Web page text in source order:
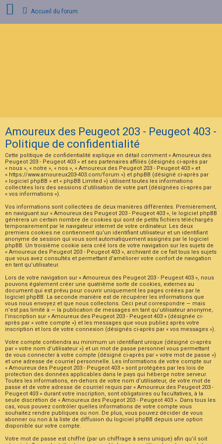
I
n
s
c
r
p
t
i
o
F
A
Q
Accueil du forum
Amoureux des Peugeot 203 - Peugeot 403 -
Politique de confidentialité
Cette politique de confidentialité explique en détail comment « Amoureux des
Peugeot 203 - Peugeot 403 » et ses partenaires affiliés (désignés ci-après par
« nous », « notre », « nos », « Amoureux des Peugeot 203 - Peugeot 403 » et
« https://www.amoureux203-403.com/forum ») et phpBB (désigné ci-après par
« logiciel phpBB » et « phpBB Limited ») utilisent toutes les informations
collectées lors des sessions d’utilisation de votre part (désignées ci-après par
« vos informations »).
Vos informations sont collectées de deux manières différentes. Premièrement,
en naviguant sur « Amoureux des Peugeot 203 - Peugeot 403 », le logiciel phpBB
génèrera un certain nombre de cookies qui sont de petits fichiers téléchargés
temporairement par le navigateur internet de votre ordinateur. Les deux
premiers cookies ne contiennent qu’un identifiant utilisateur et un identifiant
anonyme de session qui vous sont automatiquement assignés par le logiciel
phpBB. Un troisième cookie sera créé lors de votre navigation sur les sujets de
« Amoureux des Peugeot 203 - Peugeot 403 », archivant de ce fait tous les sujets
que vous avez consultés et permettant d’améliorer votre confort de navigation
en tant qu’utilisateur.
Lors de votre navigation sur « Amoureux des Peugeot 203 - Peugeot 403 », nous
pouvons également créer une quatrième sorte de cookies, externes au
document qui est prévu pour couvrir uniquement les pages créées par le
logiciel phpBB. La seconde manière est de récupérer les informations que
vous nous envoyez et que nous collectons. Ceci peut correspondre — mais
n’est pas limité à — la publication de messages en tant qu’utilisateur anonyme,
l’inscription sur « Amoureux des Peugeot 203 - Peugeot 403 » (désignée ci-
après par « votre compte ») et les messages que vous publiez après votre
inscription et lors de votre connexion (désignés ci-après par « vos messages »).
Votre compte contiendra au minimum un identifiant unique (désigné ci-après
par « votre nom d’utilisateur ») et un mot de passe personnel vous permettant
de vous connecter à votre compte (désigné ci-après par « votre mot de passe »)
et une adresse de courriel personnelle. Les informations de votre compte sur
« Amoureux des Peugeot 203 - Peugeot 403 » sont protégées par les lois de
protection des données applicables dans le pays qui héberge notre serveur.
Toutes les informations, en-dehors de votre nom d’utilisateur, de votre mot de
passe et de votre adresse de courriel requis par « Amoureux des Peugeot 203 -
Peugeot 403 » durant votre inscription, sont obligatoires ou facultatives, à la
seule discrétion de « Amoureux des Peugeot 203 - Peugeot 403 ». Dans tous les
cas, vous pouvez contrôler quelles informations de votre compte vous
souhaitez rendre publiques ou non. De plus, vous pouvez décider de vous
abonner ou non à la liste de diffusion du logiciel phpBB depuis une option
disponible sur votre compte.
Votre mot de passe est chiffré (par un chiffrage à sens unique) afin qu’il soit